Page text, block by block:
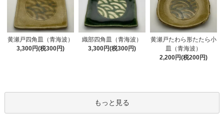
黄瀬戸四角皿（青海波）
3,300円(税300円)
織部四角皿（青海波）
3,300円(税300円)
黄瀬戸たわら形たたら小
皿（青海波）
2,200円(税200円)
もっと見る